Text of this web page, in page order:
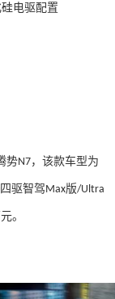
电驱配置
势N7，该款车型为
四驱智驾Max版/Ultra
。